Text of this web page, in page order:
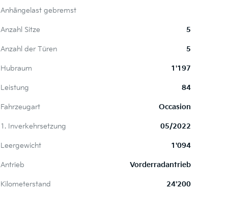
Anhängelast gebremst
Anzahl Sitze 5
Anzahl der Türen 5
Hubraum 1'197
Leistung 84
Fahrzeugart Occasion
1. Inverkehrsetzung 05/2022
Leergewicht 1'094
Antrieb Vorderradantrieb
Kilometerstand 24'200